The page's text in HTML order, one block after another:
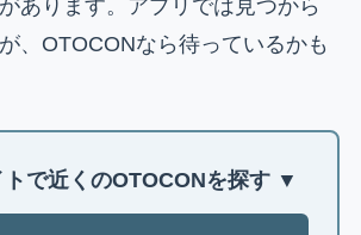
あります。アプリでは見つから
、OTOCONなら待っているかも
で近くのOTOCONを探す ▼